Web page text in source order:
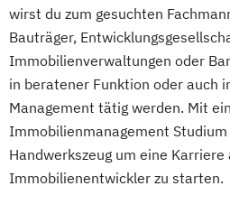
Digitales Bauen
Digitales
Digitalisierungspädagogik
EU Regulatory Affairs
Educational Leadership -
Schulmanagement
Educational Leadership
Schulmanagement AE
wirst du zum gesuchten
Bauträger,
Immobilienverwaltungen oder
in beratener Funktion oder auch
Management tätig werden. Mit
Immobilienmanagement
Handwerkszeug um eine
Immobilienentwickler zu starten.